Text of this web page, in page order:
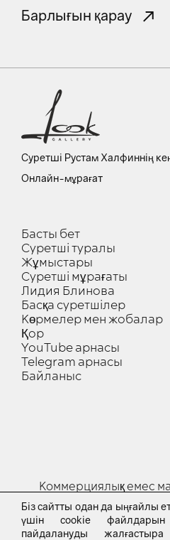
Барлығын қарау
Суретші Рустам Халфиннің
Онлайн-мұрағат
Басты бет
Суретші туралы
Жұмыстары
Суретші мұрағаты
Лидия Блинова
Басқа суретшілер
Көрмелер мен жобалар
Қор
YouTube арнасы
Telegram арнасы
Байланыс
Коммерциялық емес
© 2023-24
Біз сайтты одан да ыңғайлы
үшін cookie файлдарын
пайдалануды